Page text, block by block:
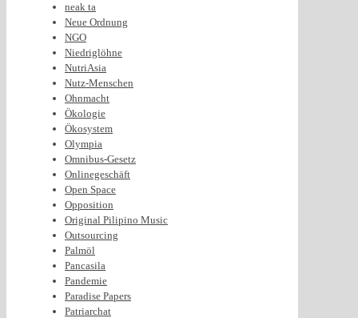
neak ta
Neue Ordnung
NGO
Niedriglöhne
NutriAsia
Nutz-Menschen
Ohnmacht
Ökologie
Ökosystem
Olympia
Omnibus-Gesetz
Onlinegeschäft
Open Space
Opposition
Original Pilipino Music
Outsourcing
Palmöl
Pancasila
Pandemie
Paradise Papers
Patriarchat